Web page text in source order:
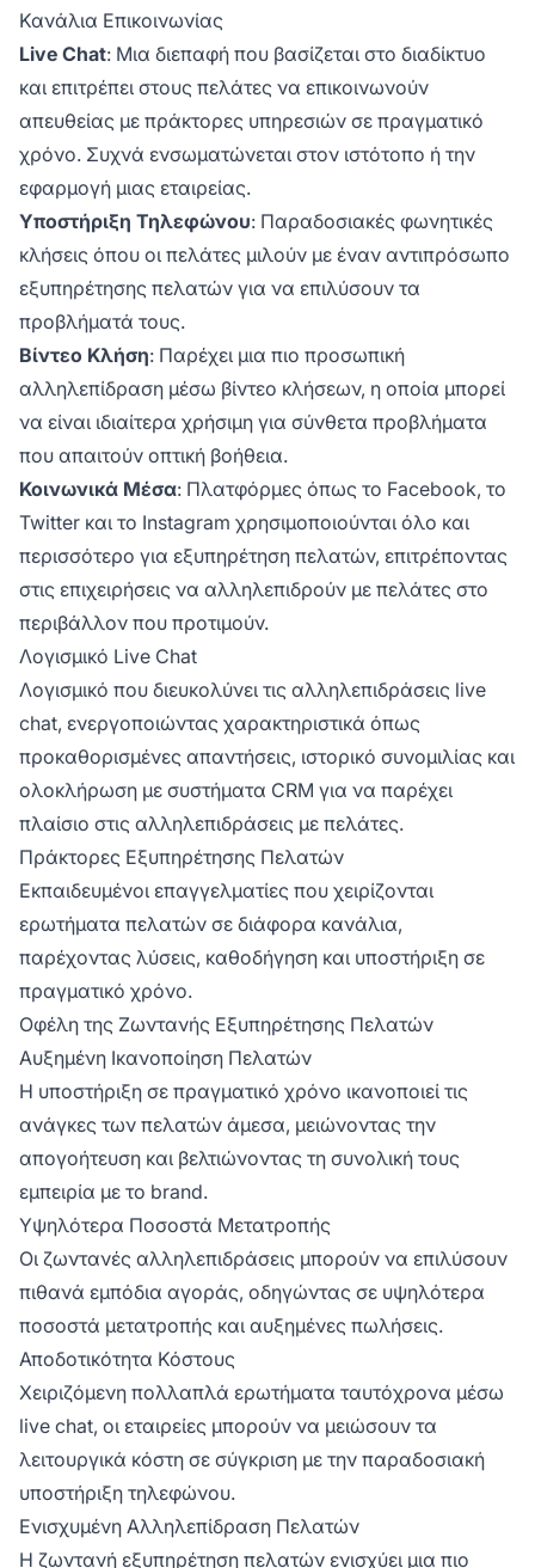
Κανάλια Επικοινωνίας
Live Chat: Μια διεπαφή που βασίζεται στο διαδίκτυο
και επιτρέπει στους πελάτες να επικοινωνούν
απευθείας με πράκτορες υπηρεσιών σε πραγματικό
χρόνο. Συχνά ενσωματώνεται στον ιστότοπο ή την
εφαρμογή μιας εταιρείας.
Υποστήριξη Τηλεφώνου: Παραδοσιακές φωνητικές
κλήσεις όπου οι πελάτες μιλούν με έναν αντιπρόσωπο
εξυπηρέτησης πελατών για να επιλύσουν τα
προβλήματά τους.
Βίντεο Κλήση: Παρέχει μια πιο προσωπική
αλληλεπίδραση μέσω βίντεο κλήσεων, η οποία μπορεί
να είναι ιδιαίτερα χρήσιμη για σύνθετα προβλήματα
που απαιτούν οπτική βοήθεια.
Κοινωνικά Μέσα: Πλατφόρμες όπως το Facebook, το
Twitter και το Instagram χρησιμοποιούνται όλο και
περισσότερο για εξυπηρέτηση πελατών, επιτρέποντας
στις επιχειρήσεις να αλληλεπιδρούν με πελάτες στο
περιβάλλον που προτιμούν.
Λογισμικό Live Chat
Λογισμικό που διευκολύνει τις αλληλεπιδράσεις live
chat, ενεργοποιώντας χαρακτηριστικά όπως
προκαθορισμένες απαντήσεις, ιστορικό συνομιλίας και
ολοκλήρωση με συστήματα CRM για να παρέχει
πλαίσιο στις αλληλεπιδράσεις με πελάτες.
Πράκτορες Εξυπηρέτησης Πελατών
Εκπαιδευμένοι επαγγελματίες που χειρίζονται
ερωτήματα πελατών σε διάφορα κανάλια,
παρέχοντας λύσεις, καθοδήγηση και υποστήριξη σε
πραγματικό χρόνο.
Οφέλη της Ζωντανής Εξυπηρέτησης Πελατών
Αυξημένη Ικανοποίηση Πελατών
Η υποστήριξη σε πραγματικό χρόνο ικανοποιεί τις
ανάγκες των πελατών άμεσα, μειώνοντας την
απογοήτευση και βελτιώνοντας τη συνολική τους
εμπειρία με το brand.
Υψηλότερα Ποσοστά Μετατροπής
Οι ζωντανές αλληλεπιδράσεις μπορούν να επιλύσουν
πιθανά εμπόδια αγοράς, οδηγώντας σε υψηλότερα
ποσοστά μετατροπής και αυξημένες πωλήσεις.
Αποδοτικότητα Κόστους
Χειριζόμενη πολλαπλά ερωτήματα ταυτόχρονα μέσω
live chat, οι εταιρείες μπορούν να μειώσουν τα
λειτουργικά κόστη σε σύγκριση με την παραδοσιακή
υποστήριξη τηλεφώνου.
Ενισχυμένη Αλληλεπίδραση Πελατών
Η ζωντανή εξυπηρέτηση πελατών ενισχύει μια πιο